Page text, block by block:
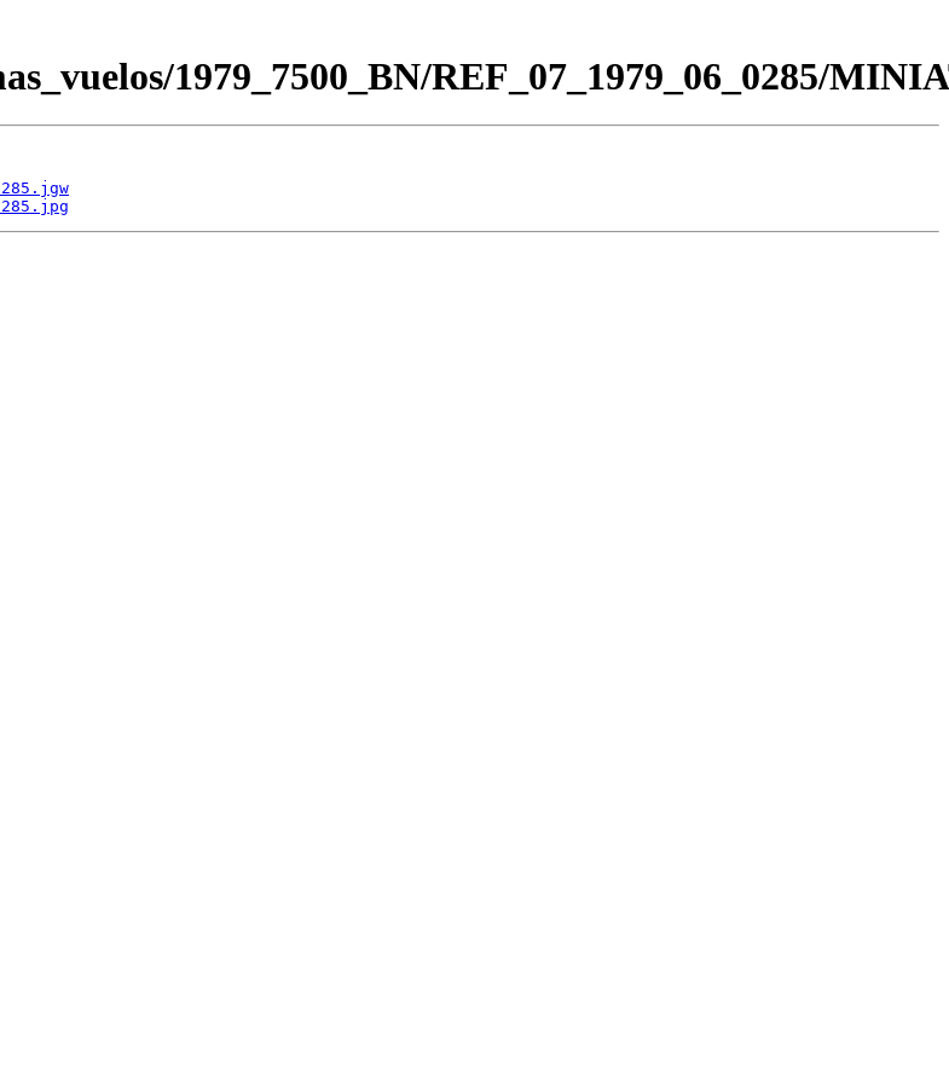
1979_7500_BN/REF_07_1979_06_0285/